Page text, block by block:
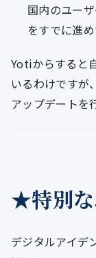
国内のユー
をすでに進め
Yotiからすると
いるわけですが
アップデートを
★特別
デジタルアイデ